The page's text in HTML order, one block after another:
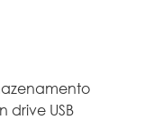
drive USB